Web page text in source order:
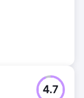
4.7